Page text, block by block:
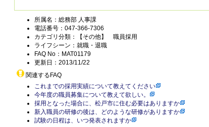
所属名：総務部 人事課
電話番号：047-366-7306
カテゴリ分類：【その他】 職員採用
ライフシーン：就職・退職
FAQ No：MAT01179
更新日：2013/11/22
関連するFAQ
これまでの採用実績について教えてください
今年度の職員募集について教えて欲しい。
採用となった場合に、松戸市に住む必要はありますか
新入職員の研修の後は、どのような研修がありますか
試験の日程は、いつ発表されますか